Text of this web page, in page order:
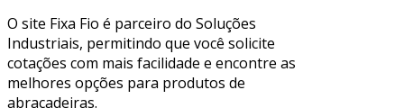
O site Fixa Fio é parceiro do Soluções
Industriais, permitindo que você solicite
cotações com mais facilidade e encontre as
melhores opções para produtos de
abraçadeiras.